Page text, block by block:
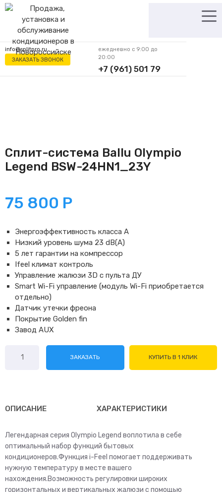
Перейти
содержимому
info@splitpro.ru
ЗАКАЗАТЬ ЗВОНОК
ежедневно с 9:00 до
20:00
+7 (961) 501 79
62
Сплит-система Ballu Olympio
Legend BSW-24HN1_23Y
75 800 Р
Энергоэффективность класса А
Низкий уровень шума 23 dB(A)
5 лет гарантии на компрессор
Ifeel климат контроль
Управление жалюзи 3D с пульта ДУ
Smart Wi-Fi управление (модуль Wi-Fi приобретается
отдельно)
Датчик утечки фреона
Покрытие Golden fin
Завод AUX
товара
BSW-
ЗАКАЗАТЬ КУПИТЬ В 1 КЛИК
ОПИСАНИЕ ХАРАКТЕРИСТИКИ
Легендарная серия Olympio Legend воплотила в себе
оптимальный набор функций бытовых
кондиционеров.Функция i-Feel помогает поддерживать
нужную температуру в месте вашего
нахождения.Возможность регулировки широких
горизонтальных и вертикальных жалюзи с помощью